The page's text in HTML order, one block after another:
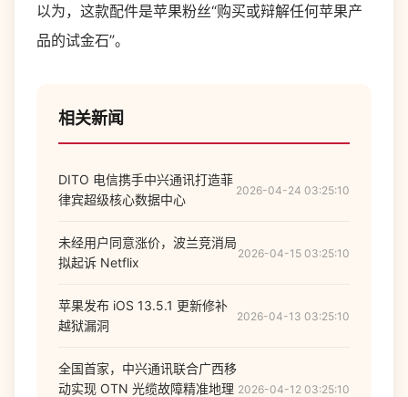
以为，这款配件是苹果粉丝“购买或辩解任何苹果产
品的试金石”。
相关新闻
DITO 电信携手中兴通讯打造菲
律宾超级核心数据中心
2026-04-24 03:25:10
未经用户同意涨价，波兰竞消局
拟起诉 Netflix
2026-04-15 03:25:10
苹果发布 iOS 13.5.1 更新修补
越狱漏洞
2026-04-13 03:25:10
全国首家，中兴通讯联合广西移
动实现 OTN 光缆故障精准地理 2026-04-12 03:25:10